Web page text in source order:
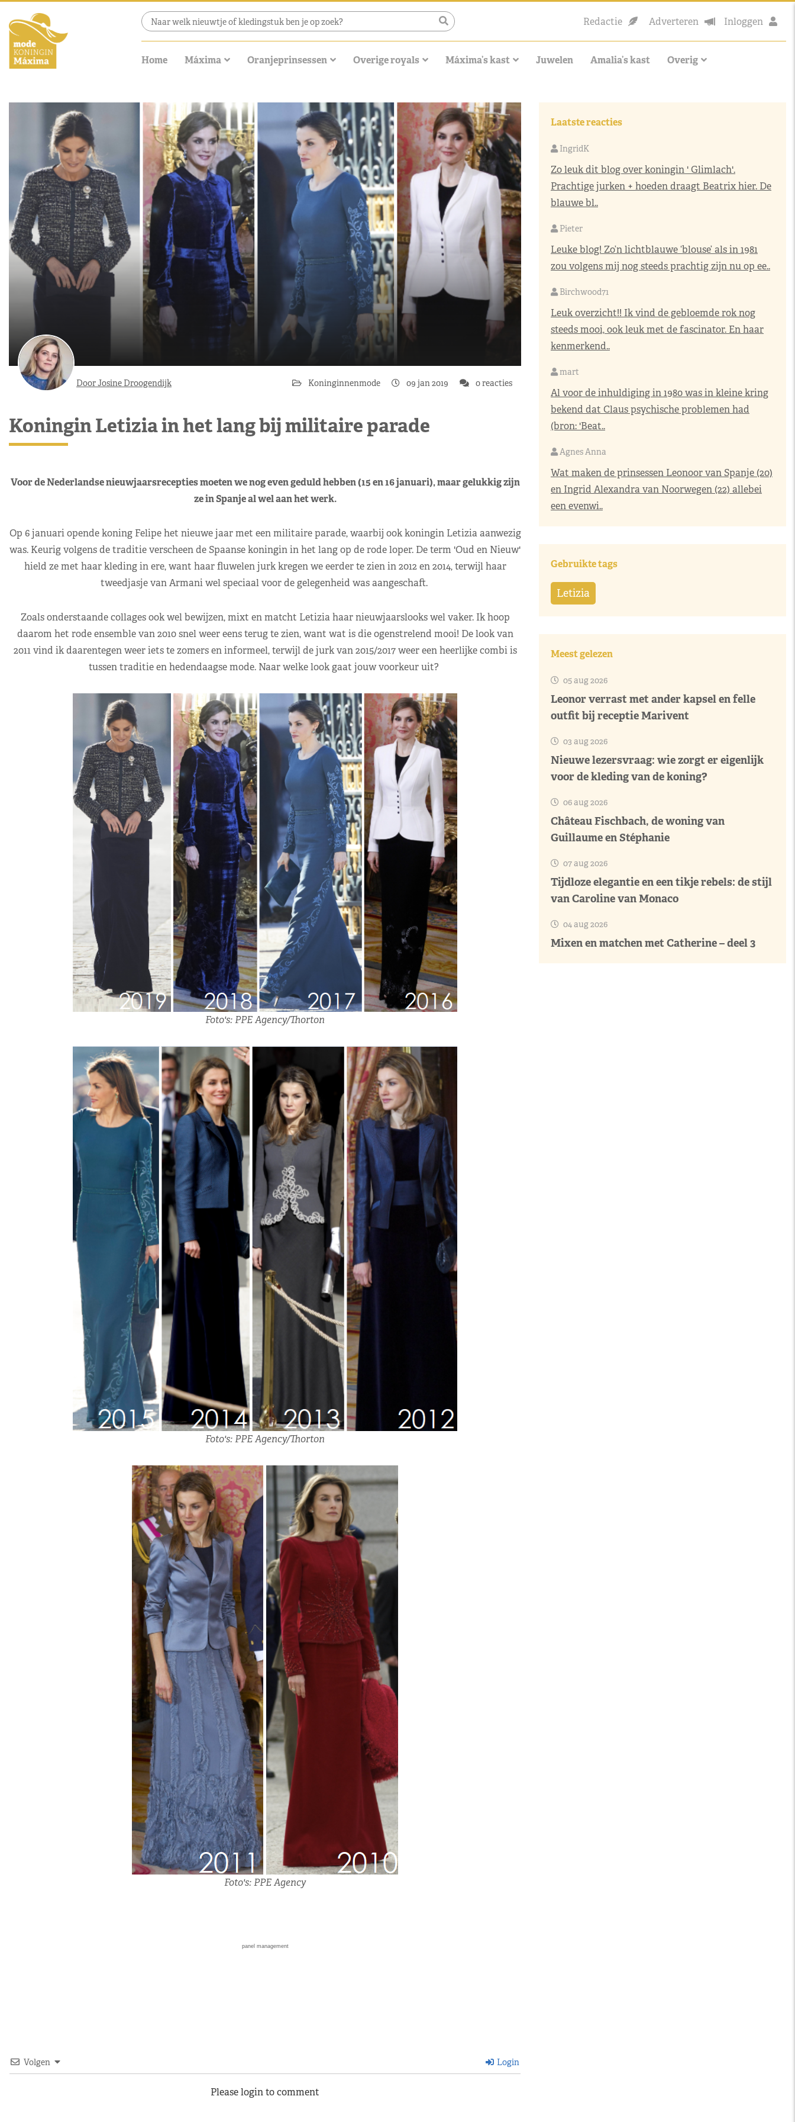
Redactie Adverteren Inloggen
Home Máxima Oranjeprinsessen Overige royals Máxima’s kast Juwelen Amalia’s kast Overig
Door Josine Droogendijk Koninginnenmode 09 jan 2019 0 reacties
Koningin Letizia in het lang bij militaire parade
Voor de Nederlandse nieuwjaarsrecepties moeten we nog even geduld hebben (15 en 16 januari), maar gelukkig zijn
ze in Spanje al wel aan het werk.
Op 6 januari opende koning Felipe het nieuwe jaar met een militaire parade, waarbij ook koningin Letizia aanwezig
was. Keurig volgens de traditie verscheen de Spaanse koningin in het lang op de rode loper. De term 'Oud en Nieuw'
hield ze met haar kleding in ere, want haar fluwelen jurk kregen we eerder te zien in 2012 en 2014, terwijl haar
tweedjasje van Armani wel speciaal voor de gelegenheid was aangeschaft.
Zoals onderstaande collages ook wel bewijzen, mixt en matcht Letizia haar nieuwjaarslooks wel vaker. Ik hoop
daarom het rode ensemble van 2010 snel weer eens terug te zien, want wat is die ogenstrelend mooi! De look van
2011 vind ik daarentegen weer iets te zomers en informeel, terwijl de jurk van 2015/2017 weer een heerlijke combi is
tussen traditie en hedendaagse mode. Naar welke look gaat jouw voorkeur uit?
Foto's: PPE Agency/Thorton
Foto's: PPE Agency/Thorton
Foto's: PPE Agency
panel management
Volgen Login
Please login to comment
Laatste reacties
IngridK
Zo leuk dit blog over koningin ' Glimlach'.
Prachtige jurken + hoeden draagt Beatrix hier. De
blauwe bl..
Pieter
Leuke blog! Zo’n lichtblauwe ‘blouse’ als in 1981
zou volgens mij nog steeds prachtig zijn nu op ee..
Birchwood71
Leuk overzicht!! Ik vind de gebloemde rok nog
steeds mooi, ook leuk met de fascinator. En haar
kenmerkend..
mart
Al voor de inhuldiging in 1980 was in kleine kring
bekend dat Claus psychische problemen had
(bron: 'Beat..
Agnes Anna
Wat maken de prinsessen Leonoor van Spanje (20)
en Ingrid Alexandra van Noorwegen (22) allebei
een evenwi..
Gebruikte tags
Letizia
Meest gelezen
05 aug 2026
Leonor verrast met ander kapsel en felle
outfit bij receptie Marivent
03 aug 2026
Nieuwe lezersvraag: wie zorgt er eigenlijk
voor de kleding van de koning?
06 aug 2026
Château Fischbach, de woning van
Guillaume en Stéphanie
07 aug 2026
Tijdloze elegantie en een tikje rebels: de stijl
van Caroline van Monaco
04 aug 2026
Mixen en matchen met Catherine – deel 3